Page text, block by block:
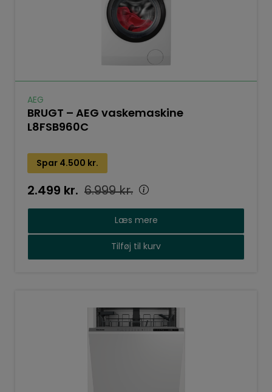
AEG
BRUGT – AEG vaskemaskine
L8FSB960C
Spar 4.500 kr.
6.999kr.
2.499 kr.
Læs mere
Tilføj til kurv